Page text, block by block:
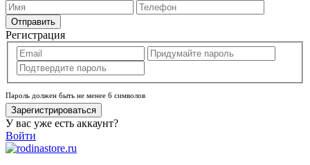
Отправить
Регистрация
Пароль должен быть не менее 6 символов
Зарегистрироваться
У вас уже есть аккаунт?
Войти